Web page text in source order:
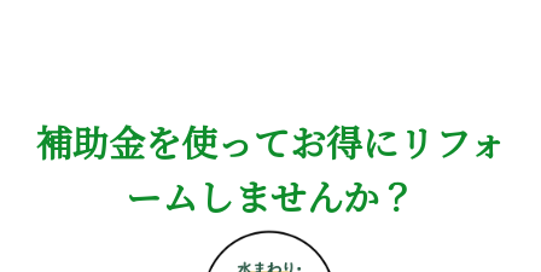
補助金を使ってお得にリフォ
ームしませんか？